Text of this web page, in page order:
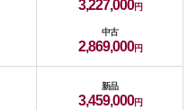
3,227,000
中古
2,869,000
新品
3,459,000